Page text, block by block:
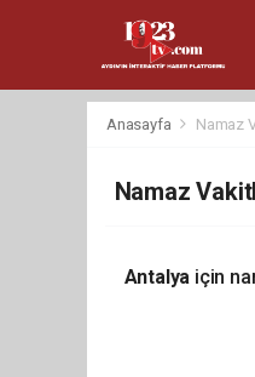
Anasayfa Namaz
Namaz
Antalya için